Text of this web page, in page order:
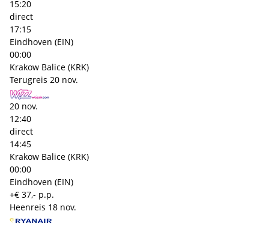
15:20
direct
17:15
Eindhoven (EIN)
00:00
Krakow Balice (KRK)
Terugreis 20 nov.
20 nov.
12:40
direct
14:45
Krakow Balice (KRK)
00:00
Eindhoven (EIN)
+€ 37,- p.p.
Heenreis 18 nov.